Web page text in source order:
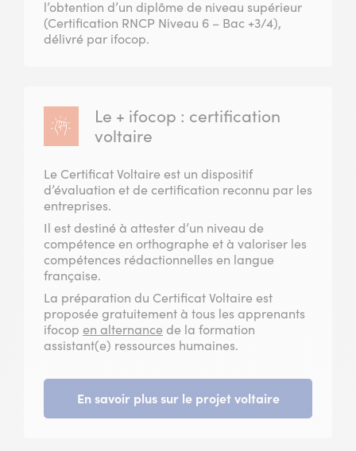
l’obtention d’un diplôme de niveau supérieur
(Certification RNCP Niveau 6 – Bac +3/4),
délivré par ifocop.
Le + ifocop : certification
voltaire
Le Certificat Voltaire est un dispositif
d’évaluation et de certification reconnu par les
entreprises.
Il est destiné à attester d’un niveau de
compétence en orthographe et à valoriser les
compétences rédactionnelles en langue
française.
La préparation du Certificat Voltaire est
proposée gratuitement à tous les apprenants
ifocop en alternance de la formation
assistant(e) ressources humaines.
En savoir plus sur le projet voltaire